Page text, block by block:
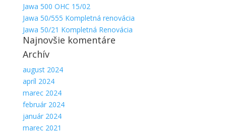
Jawa 500 OHC 15/02
Jawa 50/555 Kompletná renovácia
Jawa 50/21 Kompletná Renovácia
Najnovšie komentáre
Archív
august 2024
apríl 2024
marec 2024
február 2024
január 2024
marec 2021